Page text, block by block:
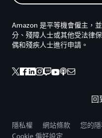
回
Amazon 是平等機會僱主，
分、殘障人士或其他受法律
偶和殘疾人士進行申請。
隱私權 網站條款
您的
Cookie 偏好設定